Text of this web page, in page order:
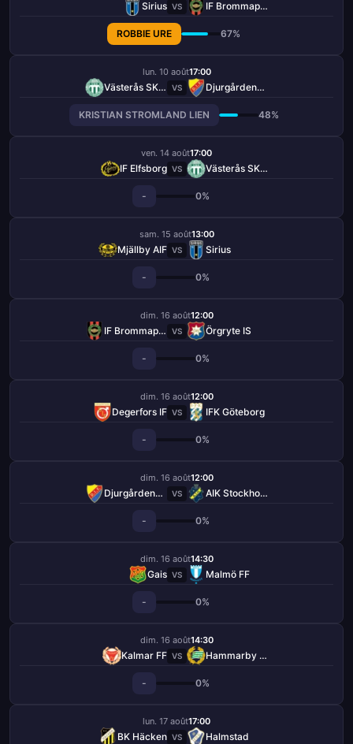
Sirius VS IF Brommapojkarna
ROBBIE URE 67%
lun. 10 août17:00
Västerås SK FK VS Djurgårdens IF
KRISTIAN STROMLAND LIEN 48%
ven. 14 août17:00
IF Elfsborg VS Västerås SK FK
- 0%
sam. 15 août13:00
Mjällby AIF VS Sirius
- 0%
dim. 16 août12:00
IF Brommapojkarna VS Örgryte IS
- 0%
dim. 16 août12:00
Degerfors IF VS IFK Göteborg
- 0%
dim. 16 août12:00
Djurgårdens IF VS AIK Stockholm
- 0%
dim. 16 août14:30
Gais VS Malmö FF
- 0%
dim. 16 août14:30
Kalmar FF VS Hammarby FF
- 0%
lun. 17 août17:00
BK Häcken VS Halmstad